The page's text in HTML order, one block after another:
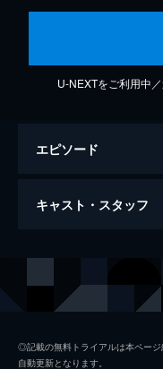
U-NEXTをご利用中
エピソード
ドラゴンはのぼる
キャスト・スタッフ
◎記載の無料トライアルは本ペー
自動更新となります。